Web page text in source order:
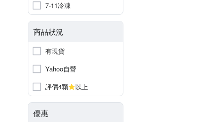
7-11冷凍
商品狀況
有現貨
Yahoo自營
評價4顆
以上
優惠